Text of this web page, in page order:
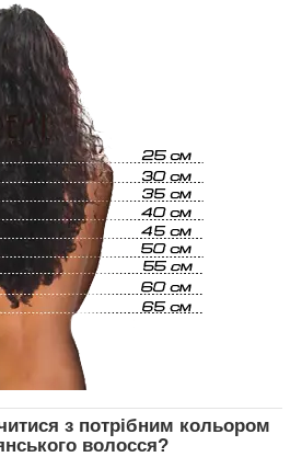
з потрібним кольором
волосся?